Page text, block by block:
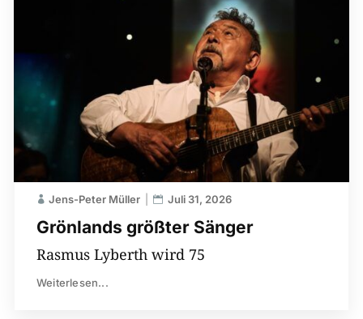
Grönlands größter Sänger
Jens-Peter Müller Juli 31, 2026
Rasmus Lyberth wird 75
Weiterlesen...